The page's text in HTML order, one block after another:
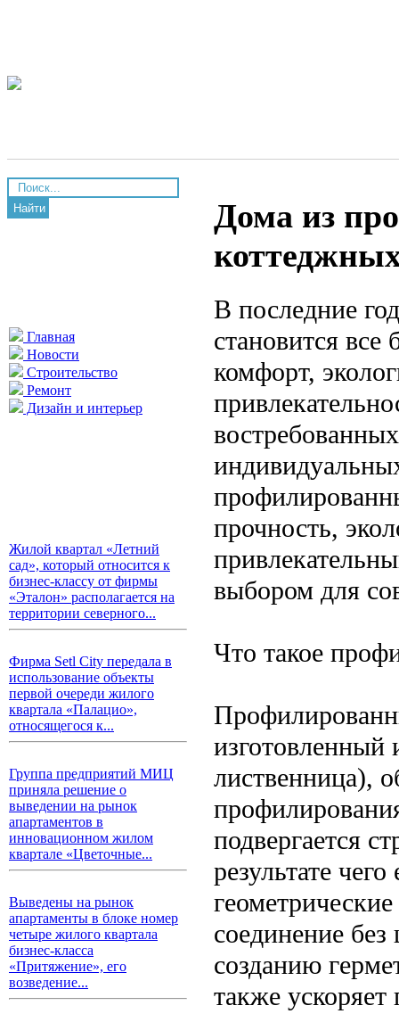
Найти
Главная
Новости
Строительство
Ремонт
Дизайн и интерьер
Жилой квартал «Летний
сад», который относится к
бизнес-классу от фирмы
«Эталон» располагается на
территории северного...
Фирма Setl City передала в
использование объекты
первой очереди жилого
квартала «Палацио»,
относящегося к...
Группа предприятий МИЦ
приняла решение о
выведении на рынок
апартаментов в
инновационном жилом
квартале «Цветочные...
Выведены на рынок
апартаменты в блоке номер
четыре жилого квартала
бизнес-класса
«Притяжение», его
возведение...
Дома из
В последние
становится
комфорт,
прочность,
выбором для
Что такое
изготовленный
лиственница),
подвергается
результате
соединение
созданию
также ускоряет